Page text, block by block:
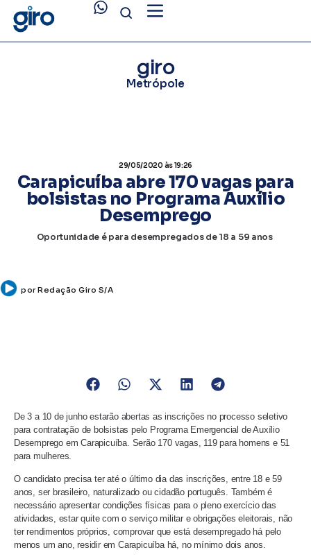
giro
Metrópole
29/05/2020 às 19:26
Carapicuíba abre 170 vagas para
bolsistas no Programa Auxílio
Desemprego
Oportunidade é para desempregados de 18 a 59 anos
porRedação Giro S/A
De 3 a 10 de junho estarão abertas as inscrições no processo seletivo
para contratação de bolsistas pelo Programa Emergencial de Auxílio
Desemprego em Carapicuíba. Serão 170 vagas, 119 para homens e 51
para mulheres.
O candidato precisa ter até o último dia das inscrições, entre 18 e 59
anos, ser brasileiro, naturalizado ou cidadão português. Também é
necessário apresentar condições físicas para o pleno exercício das
atividades, estar quite com o serviço militar e obrigações eleitorais, não
ter rendimentos próprios, comprovar que está desempregado há pelo
menos um ano, residir em Carapicuíba há, no mínimo dois anos.